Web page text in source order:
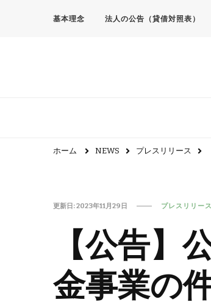
基本理念 法人の公告（貸借対照表）
ホーム NEWS プレスリリース
更新日:2023年11月29日 プレスリリース
【公告
金事業の